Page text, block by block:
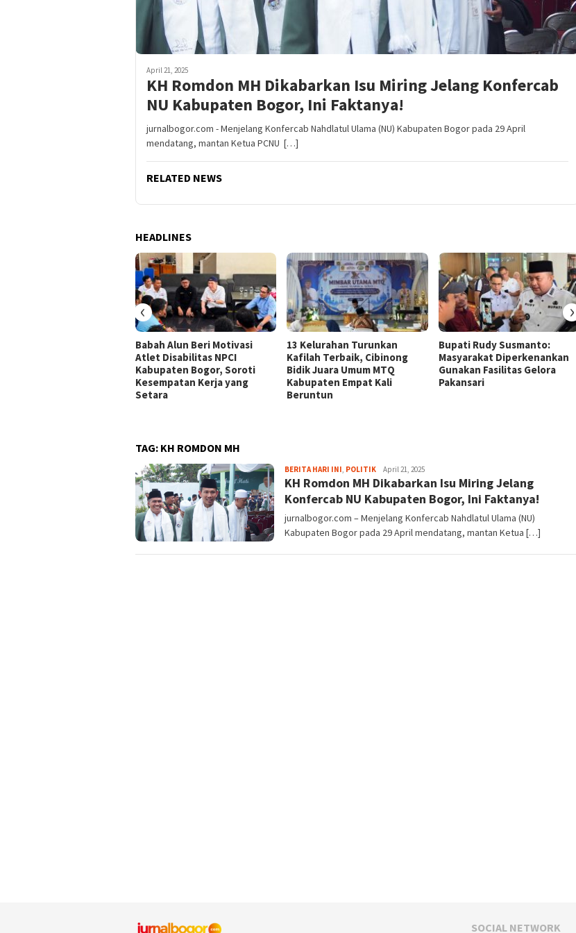
April 21, 2025
KH Romdon MH Dikabarkan Isu Miring Jelang Konfercab
NU Kabupaten Bogor, Ini Faktanya!
jurnalbogor.com - Menjelang Konfercab Nahdlatul Ulama (NU) Kabupaten Bogor pada 29 April
mendatang, mantan Ketua PCNU […]
RELATED NEWS
HEADLINES
Babah Alun Beri Motivasi
Atlet Disabilitas NPCI
Kabupaten Bogor, Soroti
Kesempatan Kerja yang
Setara
13 Kelurahan Turunkan
Kafilah Terbaik, Cibinong
Bidik Juara Umum MTQ
Kabupaten Empat Kali
Beruntun
Bupati Rudy Susmanto:
Masyarakat Diperkenankan
Gunakan Fasilitas Gelora
Pakansari
‹ ›
TAG: KH ROMDON MH
BERITA HARI INI, POLITIKAga
Alamanda
April 21, 2025
KH Romdon MH Dikabarkan Isu Miring Jelang
Konfercab NU Kabupaten Bogor, Ini Faktanya!
jurnalbogor.com – Menjelang Konfercab Nahdlatul Ulama (NU)
Kabupaten Bogor pada 29 April mendatang, mantan Ketua […]
SOCIAL NETWORK